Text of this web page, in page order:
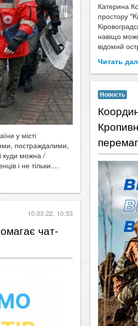
Катерина
простору
навіщо
відомий
Читать
у місті
постраждалими,
куди можна /
і не тільки....
Новость
10.03.22, 10:53
чат-